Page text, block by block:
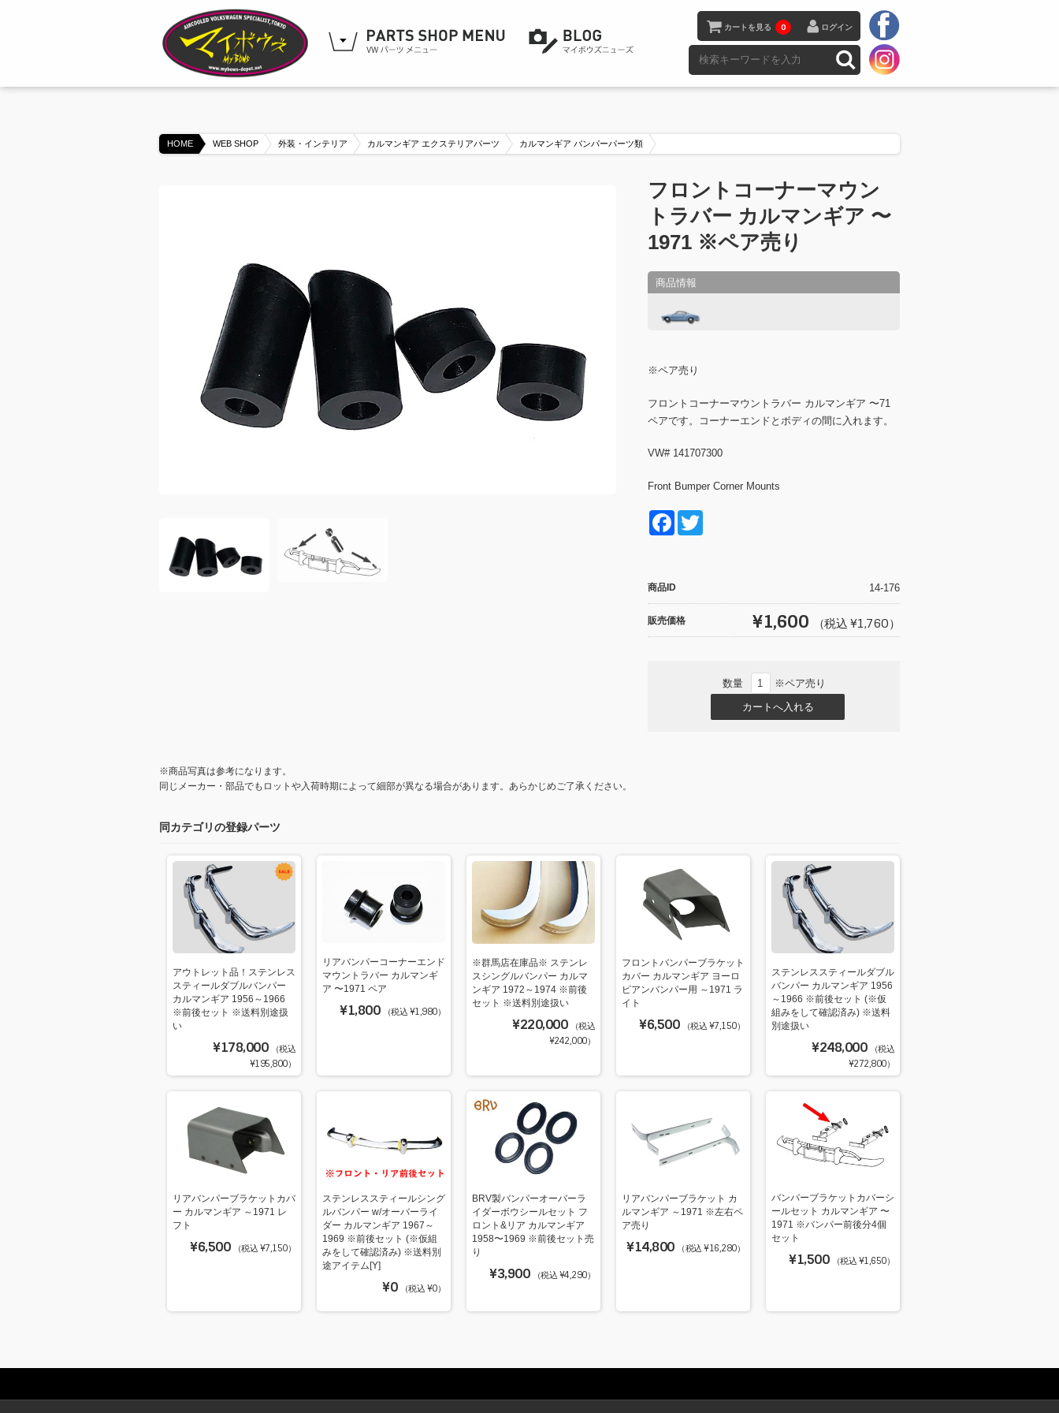
カートを見る 0 ログイン
HOME WEB SHOP 外装・インテリア カルマンギア エクステリアパーツ カルマンギア バンパーパーツ類
フロントコーナーマウン
トラバー カルマンギア 〜
1971 ※ペア売り
※ペア売り
フロントコーナーマウントラバー カルマンギア 〜71
ペアです。コーナーエンドとボディの間に入れます。
VW# 141707300
Front Bumper Corner Mounts
F
e
b
er
商品ID 14-176
販売価格 ¥1,600 （税込 ¥1,760）
数量 ※ペア売り
※商品写真は参考になります。
同じメーカー・部品でもロットや入荷時期によって細部が異なる場合があります。あらかじめご了承ください。
同カテゴリの登録パーツ
アウトレット品！ステンレス
スティールダブルバンパー
カルマンギア 1956～1966
※前後セット ※送料別途扱
い
¥178,000
（税込
¥195,800）
リアバンパーコーナーエンド
マウントラバー カルマンギ
ア 〜1971 ペア
¥1,800 （税込 ¥1,980）
※群馬店在庫品※ ステンレ
スシングルバンパー カルマ
ンギア 1972～1974 ※前後
セット ※送料別途扱い
¥220,000
（税込
¥242,000）
フロントバンパーブラケット
カバー カルマンギア ヨーロ
ピアンバンパー用 ～1971 ラ
イト
¥6,500 （税込 ¥7,150）
ステンレススティールダブル
バンパー カルマンギア 1956
～1966 ※前後セット (※仮
組みをして確認済み) ※送料
別途扱い
¥248,000
（税込
¥272,800）
リアバンパーブラケットカバ
ー カルマンギア ～1971 レ
フト
¥6,500 （税込 ¥7,150）
ステンレススティールシング
ルバンパー w/オーバーライ
ダー カルマンギア 1967～
1969 ※前後セット (※仮組
みをして確認済み) ※送料別
途アイテム[Y]
¥0 （税込 ¥0）
BRV製バンパーオーバーラ
イダーボウシールセット フ
ロント&リア カルマンギア
1958〜1969 ※前後セット売
り
¥3,900 （税込 ¥4,290）
リアバンパーブラケット カ
ルマンギア ～1971 ※左右ペ
ア売り
¥14,800 （税込 ¥16,280）
バンパーブラケットカバーシ
ールセット カルマンギア 〜
1971 ※バンパー前後分4個
セット
¥1,500 （税込 ¥1,650）